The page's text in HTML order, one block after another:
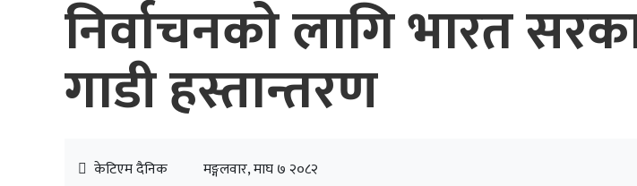
निर्वाचनको लागि भारत
गाडी हस्तान्तरण
केटिएम दैनिक मङ्गलवार, माघ ७ २०८२